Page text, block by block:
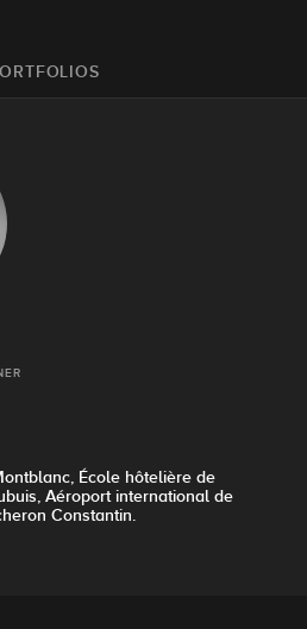
École hôtelière de
Aéroport international de
Constantin.